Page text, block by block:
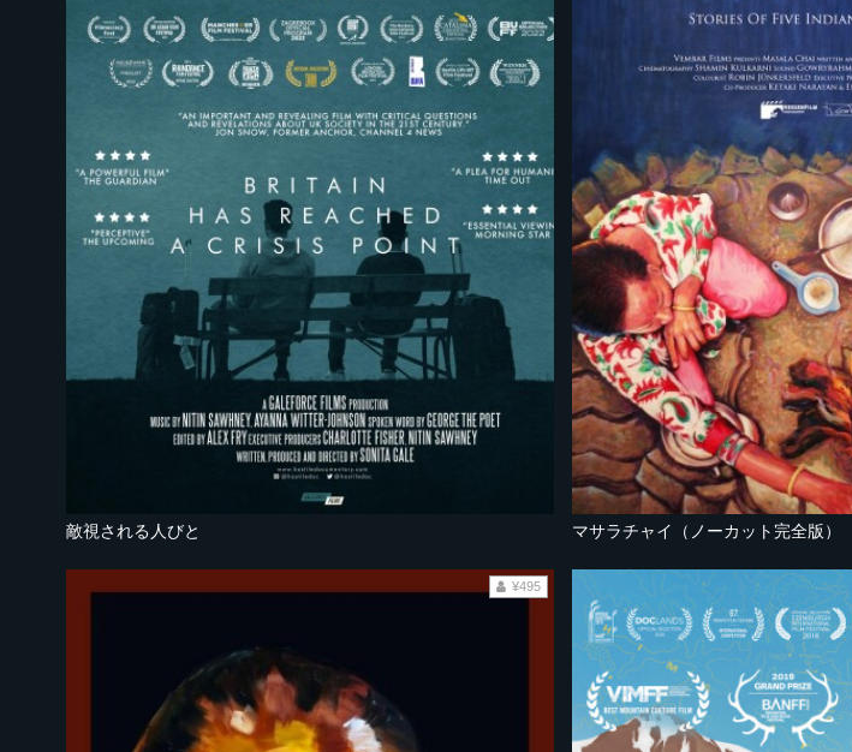
敵視される人びと マサラチャイ（ノーカット完全版）
¥495